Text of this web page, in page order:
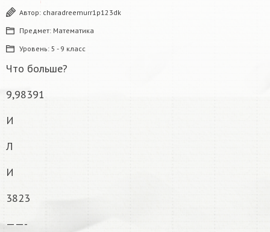
Автор: charadreemurr1p123dk
Предмет: Математика
Уровень: 5 - 9 класс
Что больше?
9,98391
И
Л
И
3823
——-